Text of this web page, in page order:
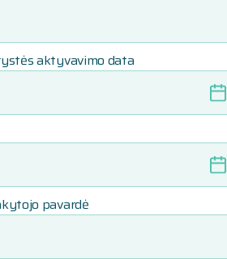
aktyvavimo data
pavardė